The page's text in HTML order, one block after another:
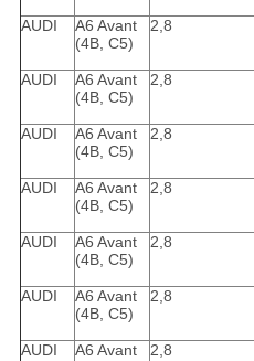
AUDI
A6 Avant
(4B, C5)
2,8
AUDI
A6 Avant
(4B, C5)
2,8
AUDI
A6 Avant
(4B, C5)
2,8
AUDI
A6 Avant
(4B, C5)
2,8
AUDI
A6 Avant
(4B, C5)
2,8
AUDI
A6 Avant
(4B, C5)
2,8
AUDI
A6 Avant
2,8